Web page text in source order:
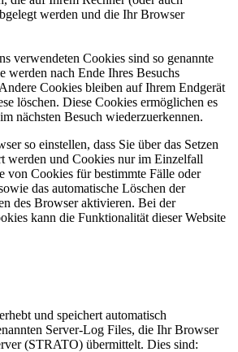
werden und die Ihr Browser
verwendeten Cookies sind so genannte
werden nach Ende Ihres Besuchs
Cookies bleiben auf Ihrem Endgerät
löschen. Diese Cookies ermöglichen es
nächsten Besuch wiederzuerkennen.
so einstellen, dass Sie über das Setzen
werden und Cookies nur im Einzelfall
von Cookies für bestimmte Fälle oder
das automatische Löschen der
des Browser aktivieren. Bei der
kann die Funktionalität dieser Website
und speichert automatisch
Server-Log Files, die Ihr Browser
(STRATO) übermittelt. Dies sind: